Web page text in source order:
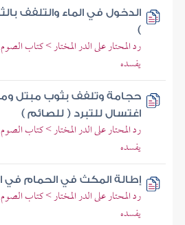
الدخول في الماء والتلفف
)
رد المحتار على الدر المختار > كتاب
يفسده
حجامة وتلفف بثوب مبتل
اغتسال للتبرد ( للصائم )
رد المحتار على الدر المختار > كتاب
يفسده
إطالة المكث في الحمام في
رد المحتار على الدر المختار > كتاب
يفسده